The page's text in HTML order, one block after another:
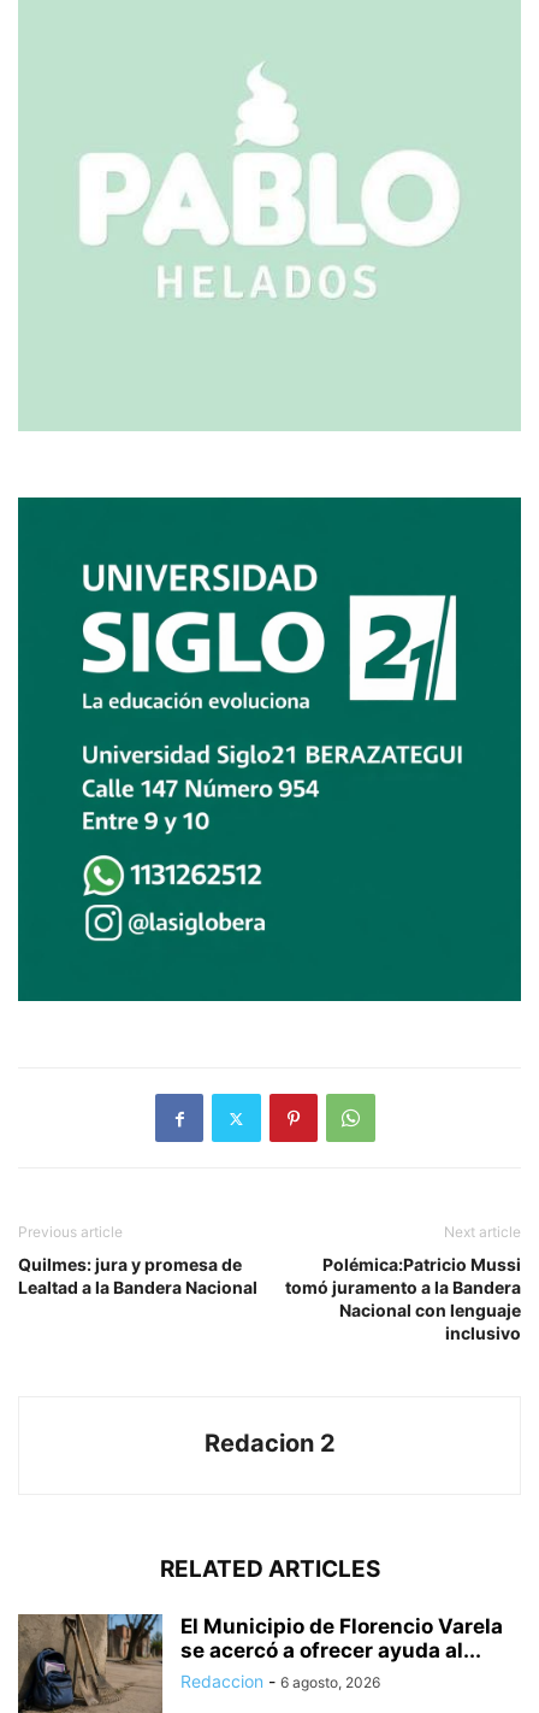
Previous article
Quilmes: jura y promesa de
Lealtad a la Bandera Nacional
Next article
Polémica:Patricio Mussi
tomó juramento a la Bandera
Nacional con lenguaje
inclusivo
Redacion 2
RELATED ARTICLES
El Municipio de Florencio Varela
se acercó a ofrecer ayuda al...
Redaccion - 6 agosto, 2026